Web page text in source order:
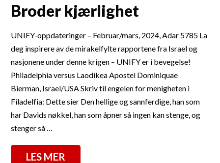
Broder kjærlighet
UNIFY-oppdateringer – Februar/mars, 2024, Adar 5785 La
deg inspirere av de mirakelfylte rapportene fra Israel og
nasjonene under denne krigen – UNIFY er i bevegelse!
Philadelphia versus Laodikea Apostel Dominiquae
Bierman, Israel/USA Skriv til engelen for menigheten i
Filadelfia: Dette sier Den hellige og sannferdige, han som
har Davids nøkkel, han som åpner så ingen kan stenge, og
stenger så …
LES MER